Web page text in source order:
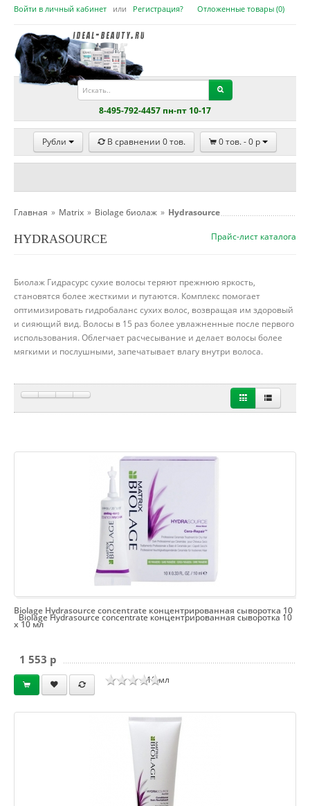
Войти в личный кабинет или Регистрация? Отложенные товары (0)
8-495-792-4457 пн-пт 10-17
Рубли В сравнении 0тов. 0тов. -0 p
Главная » Matrix » Biolage биолаж » Hydrasource
Прайс-лист каталога
HYDRASOURCE
Биолаж Гидрасурс сухие волосы теряют прежнюю яркость,
становятся более жесткими и путаются. Комплекс помогает
оптимизировать гидробаланс сухих волос, возвращая им здоровый
и сияющий вид. Волосы в 15 раз более увлажненные после первого
использования. Облегчает расчесывание и делает волосы более
мягкими и послушными, запечатывает влагу внутри волоса.
Biolage Hydrasource concentrate концентрированная сыворотка 10
х 10 мл
Biolage Hydrasource concentrate концентрированная сыворотка 10
х 10 мл
1 553 p